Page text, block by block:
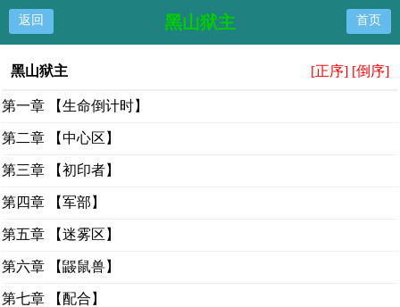
返回 黑山狱主 首页
黑山狱主 [正序] [倒序]
第一章 【生命倒计时】
第二章 【中心区】
第三章 【初印者】
第四章 【军部】
第五章 【迷雾区】
第六章 【鼹鼠兽】
第七章 【配合】